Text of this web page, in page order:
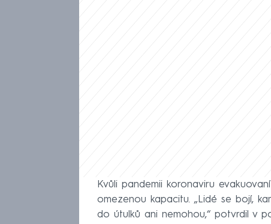
Kvůli pandemii koronaviru
omezenou kapacitu. „Lidé se bojí,
do útulků ani nemohou,“ potvrdil v